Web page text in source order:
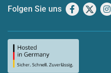
Folgen Sie uns Facebook
X